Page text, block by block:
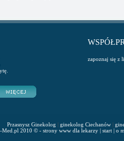
zapoznaj się z
Przasnysz Ginekolog | ginekolog Ciechanów|
Med.pl 2010 © - strony www dla lekarzy| start| o